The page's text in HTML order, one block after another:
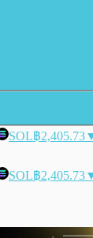
SOL฿2,405.73
SOL฿2,405.73